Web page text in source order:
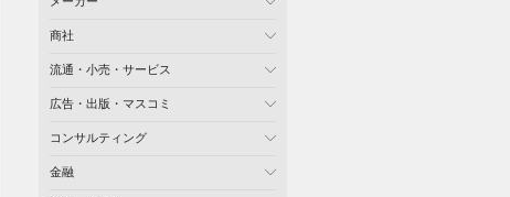
商社
流通・小売・サービス
広告・出版・マスコミ
コンサルティング
金融